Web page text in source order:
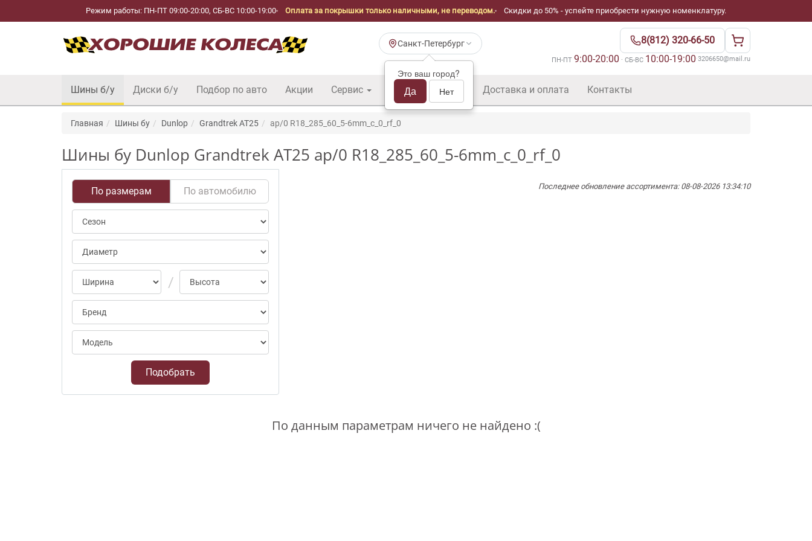
Режим работы: ПН-ПТ 09:00-20:00, СБ-ВС 10:00-19:00 Оплата за покрышки только наличными, не переводом. Скидки до 50% - успейте приобрести нужную номенклатуру.
Санкт-Петербург
Это ваш город?
Да Нет
8(812) 320-66-50
ПН-ПТ 9:00-20:00 · СБ-ВС 10:00-19:00·3206650@mail.ru
Шины б/у Диски б/у Подбор по авто Акции Сервис Шины б/у оптом Доставка и оплата Контакты
Главная Шины бу Dunlop Grandtrek AT25 ap/0 R18_285_60_5-6mm_c_0_rf_0
Шины бу Dunlop Grandtrek AT25 ap/0 R18_285_60_5-6mm_c_0_rf_0
По размерам По автомобилю
Подобрать
Последнее обновление ассортимента: 08-08-2026 13:34:10
По данным параметрам ничего не найдено :(